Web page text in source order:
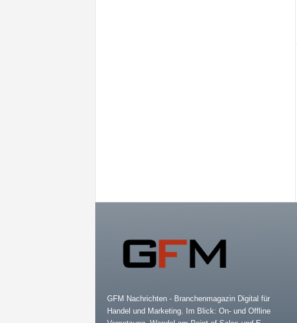
GFM Nachrichten - Branchenmagazin Digital für
Handel und Marketing. Im Blick: On- und Offline